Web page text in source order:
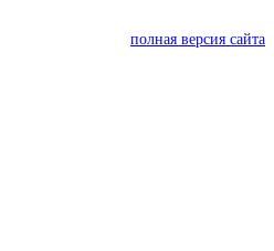
полная версия сайта